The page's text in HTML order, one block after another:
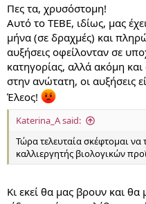
Πες τα, χρυσόστομη!
Αυτό το ΤΕΒΕ, ιδίως, μας
μήνα (σε δραχμές) και
αυξήσεις οφείλονταν σε
κατηγορίας, αλλά ακόμη
στην ανώτατη, οι αυξήσεις
Έλεος!
Katerina_A said:
Τώρα τελευταία σκέφτομαι
καλλιεργητής βιολογικών
Κι εκεί θα μας βρουν και